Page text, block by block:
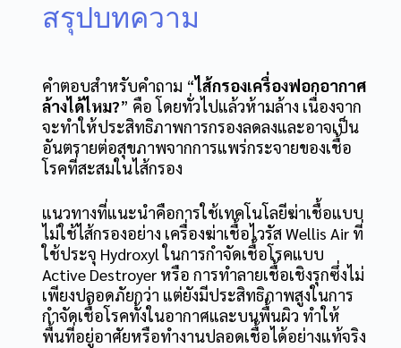
สรุปบทความ
คำตอบสำหรับคำถาม “ไส้กรองเครื่องฟอกอากาศ
ล้างได้ไหม?” คือ โดยทั่วไปแล้วห้ามล้าง เนื่องจาก
จะทำให้ประสิทธิภาพการกรองลดลงและอาจเป็น
อันตรายต่อสุขภาพจากการแพร่กระจายของเชื้อ
โรคที่สะสมในไส้กรอง
แนวทางที่แนะนำคือการใช้เทคโนโลยีฆ่าเชื้อแบบ
ไม่ใช้ไส้กรองอย่าง เครื่องฆ่าเชื้อไวรัส Wellis Air ที่
ใช้ประจุ Hydroxyl ในการกำจัดเชื้อโรคแบบ
Active Destroyer หรือ การทำลายเชื้อเชิงรุกซึ่งไม่
เพียงปลอดภัยกว่า แต่ยังมีประสิทธิภาพสูงในการ
กำจัดเชื้อโรคทั้งในอากาศและบนพื้นผิว ทำให้
พื้นที่อยู่อาศัยหรือทำงานปลอดเชื้อได้อย่างแท้จริง